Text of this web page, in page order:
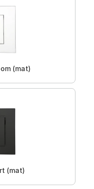
(mat)
(mat)